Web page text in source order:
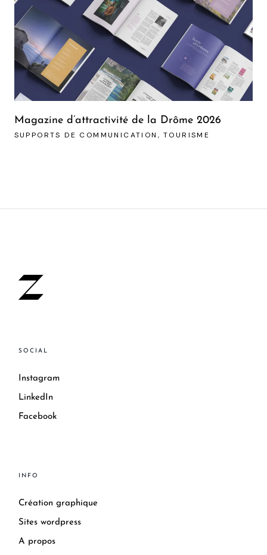
Magazine d’attractivité de la Drôme 2026
SUPPORTS DE COMMUNICATION TOURISME
SOCIAL
Instagram
LinkedIn
Facebook
INFO
Création graphique
Sites wordpress
A propos